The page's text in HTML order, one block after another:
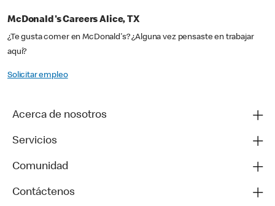
McDonald's Careers Alice, TX
¿Te gusta comer en McDonald's? ¿Alguna vez pensaste en trabajar
aquí?
Solicitar empleo
Acerca de nosotros
Servicios
Comunidad
Contáctenos